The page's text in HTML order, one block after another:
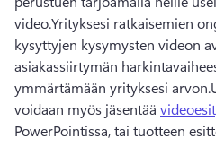
video.Yrityksesi ratkaisemien
kysyttyjen kysymysten videon
asiakassiirtymän
ymmärtämään yrityksesi arvon.
voidaan myös jäsentää
PowerPointissa, tai tuotteen